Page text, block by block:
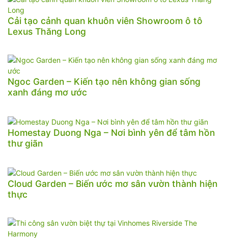
Cải tạo cảnh quan khuôn viên Showroom ô tô
Lexus Thăng Long
Ngoc Garden – Kiến tạo nên không gian sống
xanh đáng mơ ước
Homestay Duong Nga – Nơi bình yên để tâm hồn
thư giãn
Cloud Garden – Biến ước mơ sân vườn thành hiện
thực